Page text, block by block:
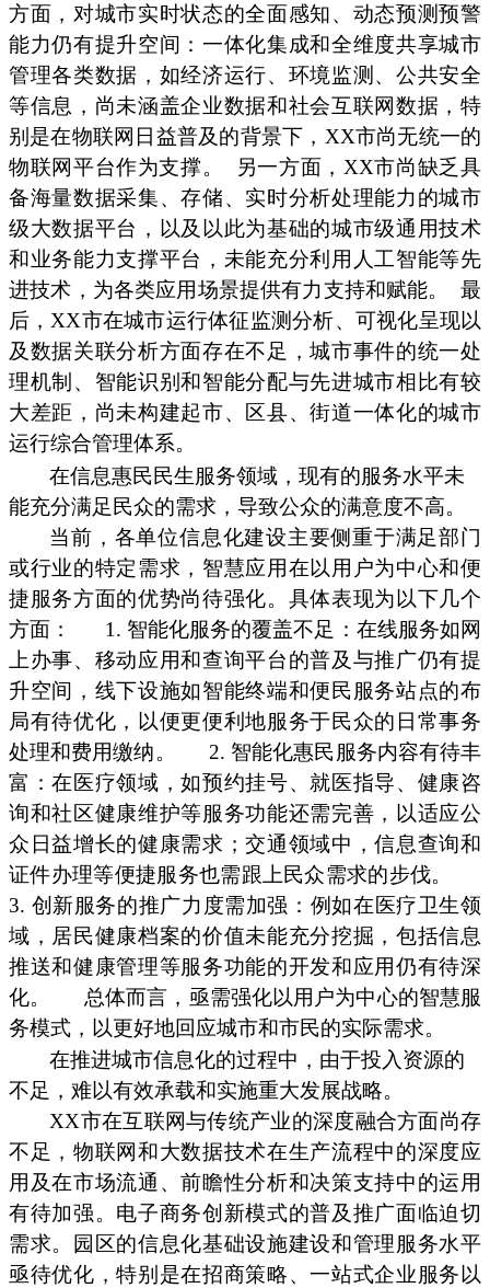
方面，对城市实时状态的全面感知、动态预测预警
能力仍有提升空间：一体化集成和全维度共享城市
管理各类数据，如经济运行、环境监测、公共安全
等信息，尚未涵盖企业数据和社会互联网数据，特
别是在物联网日益普及的背景下，XX市尚无统一的
物联网平台作为支撑。
另一方面，XX市尚缺乏具
备海量数据采集、存储、实时分析处理能力的城市
级大数据平台，以及以此为基础的城市级通用技术
和业务能力支撑平台，未能充分利用人工智能等先
进技术，为各类应用场景提供有力支持和赋能。
最
后，XX市在城市运行体征监测分析、可视化呈现以
及数据关联分析方面存在不足，城市事件的统一处
理机制、智能识别和智能分配与先进城市相比有较
大差距，尚未构建起市、区县、街道一体化的城市
运行综合管理体系。
在信息惠民民生服务领域，现有的服务水平未
能充分满足民众的需求，导致公众的满意度不高。
当前，各单位信息化建设主要侧重于满足部门
或行业的特定需求，智慧应用在以用户为中心和便
捷服务方面的优势尚待强化。具体表现为以下几个
方面：
1. 智能化服务的覆盖不足：在线服务如网
上办事、移动应用和查询平台的普及与推广仍有提
升空间，线下设施如智能终端和便民服务站点的布
局有待优化，以便更便利地服务于民众的日常事务
处理和费用缴纳。
2. 智能化惠民服务内容有待丰
富：在医疗领域，如预约挂号、就医指导、健康咨
询和社区健康维护等服务功能还需完善，以适应公
众日益增长的健康需求；交通领域中，信息查询和
证件办理等便捷服务也需跟上民众需求的步伐。
3. 创新服务的推广力度需加强：例如在医疗卫生领
域，居民健康档案的价值未能充分挖掘，包括信息
推送和健康管理等服务功能的开发和应用仍有待深
化。
总体而言，亟需强化以用户为中心的智慧服
务模式，以更好地回应城市和市民的实际需求。
在推进城市信息化的过程中，由于投入资源的
不足，难以有效承载和实施重大发展战略。
XX市在互联网与传统产业的深度融合方面尚存
不足，物联网和大数据技术在生产流程中的深度应
用及在市场流通、前瞻性分析和决策支持中的运用
有待加强。电子商务创新模式的普及推广面临迫切
需求。园区的信息化基础设施建设和管理服务水平
亟待优化，特别是在招商策略、一站式企业服务以